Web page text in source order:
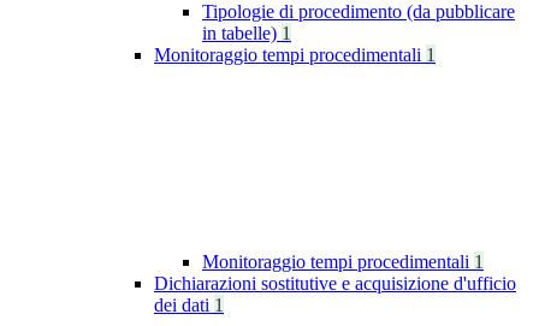
Tipologie di procedimento (da pubblicare
in tabelle) 1
Monitoraggio tempi procedimentali 1
Monitoraggio tempi procedimentali 1
Dichiarazioni sostitutive e acquisizione d'ufficio
dei dati 1